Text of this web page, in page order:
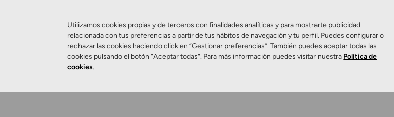
Salud Visual Ojo seco Control de miopía
Utilizamos cookies propias y de terceros con finalidades analíticas y para mostrarte publicidad
relacionada con tus preferencias a partir de tus hábitos de navegación y tu perfil. Puedes configurar o
rechazar las cookies haciendo click en “Gestionar preferencias”. También puedes aceptar todas las
cookies pulsando el botón “Aceptar todas”. Para más información puedes visitar nuestra Política de
cookies.